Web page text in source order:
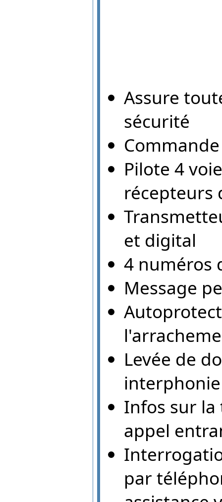
Assure
sécurité
Pilote 4
récepteurs
et digital
4 numéros
Message
Levée de
interphonie
Infos sur
appel
par